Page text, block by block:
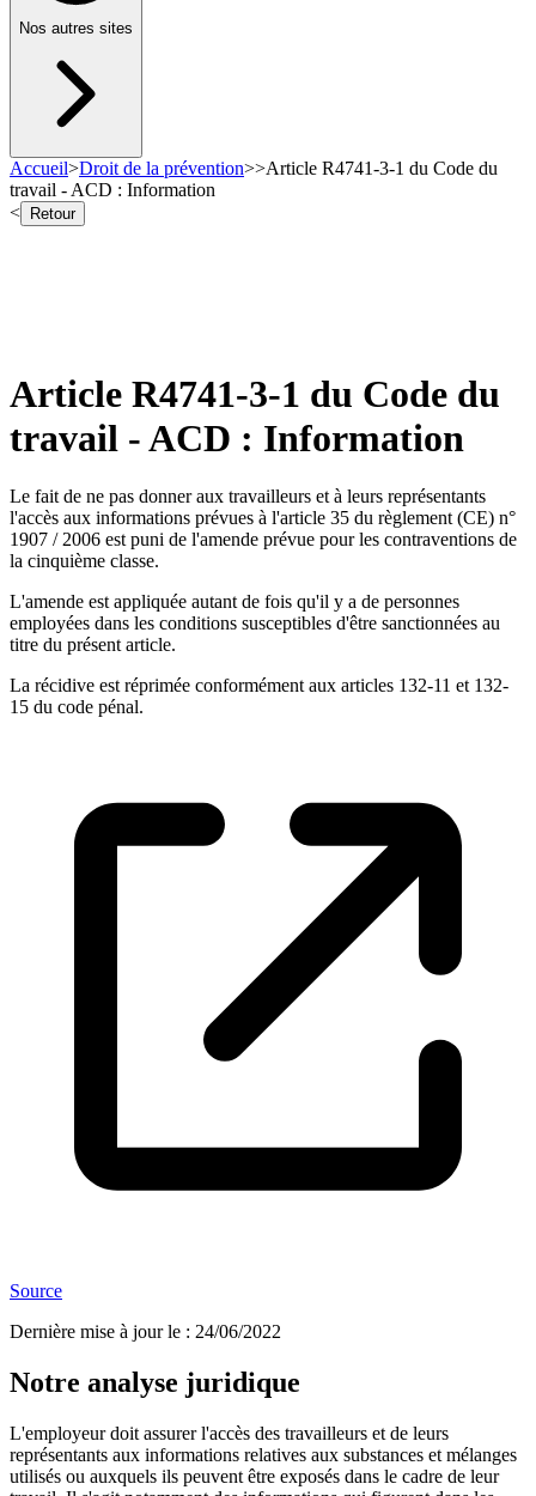
Nos autres sites
Accueil>Droit de la prévention>>Article R4741-3-1 du Code du
travail - ACD : Information
<
Retour
Article R4741-3-1 du Code du
travail - ACD : Information
Le fait de ne pas donner aux travailleurs et à leurs représentants
l'accès aux informations prévues à l'article 35 du règlement (CE) n°
1907 / 2006 est puni de l'amende prévue pour les contraventions de
la cinquième classe.
L'amende est appliquée autant de fois qu'il y a de personnes
employées dans les conditions susceptibles d'être sanctionnées au
titre du présent article.
La récidive est réprimée conformément aux articles 132-11 et 132-
15 du code pénal.
Source
Dernière mise à jour le : 24/06/2022
Notre analyse juridique
L'employeur doit assurer l'accès des travailleurs et de leurs
représentants aux informations relatives aux substances et mélanges
utilisés ou auxquels ils peuvent être exposés dans le cadre de leur